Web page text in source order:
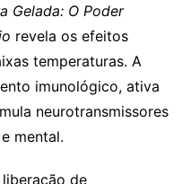
Gelada: O Poder
revela os efeitos
temperaturas. A
imunológico, ativa
neurotransmissores
mental.
de